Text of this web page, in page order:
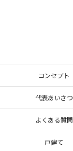
コンセプト
代表あいさつ
よくある質問
戸建て